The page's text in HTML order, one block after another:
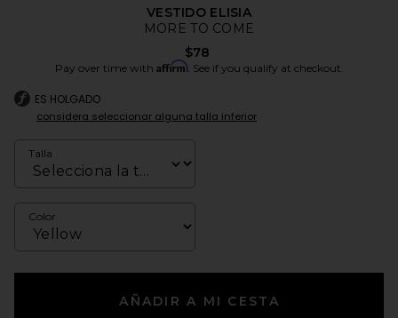
VESTIDO ELISIA
MORE TO COME
$78
Pay over time with Affirm. See if you qualify at checkout.
ES HOLGADO
considera seleccionar alguna talla inferior
Talla
Color
AÑADIR A MI CESTA